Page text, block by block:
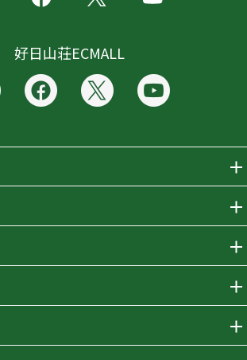
好日山荘ECMALL
商品をさがす
ブランド一覧
ブログ
登山部
ィリサーチ
ト